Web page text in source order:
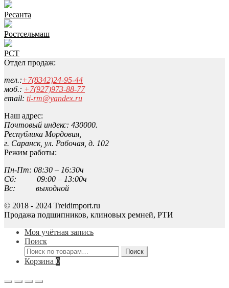
Ресанта
Ростсельмаш
РСТ
Отдел продаж:
тел.:+7(8342)24-95-44
моб.: +7(927)973-88-77
email: ti-rm@yandex.ru
Наш адрес:
Почтовый индекс: 430000.
Республика Мордовия,
г. Саранск, ул. Рабочая, д. 102
Режим работы:
Пн-Пт: 08:30 – 16:30ч
Сб: 09:00 – 13:00ч
Вс: выходной
© 2018 - 2024 Treidimport.ru
Продажа подшипников, клиновых ремней, РТИ
Моя учётная запись
Поиск
Искать:
Поиск
Корзина 0